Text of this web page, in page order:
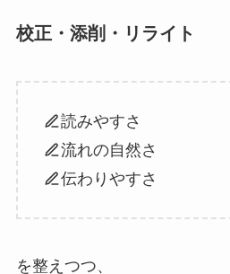
校正・添削・リライト
読みやすさ
流れの自然さ
伝わりやすさ
を整えつつ、